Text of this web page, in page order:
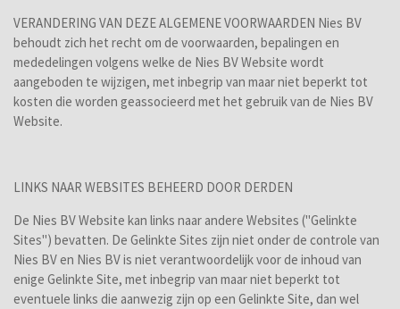
VERANDERING VAN DEZE ALGEMENE VOORWAARDEN Nies BV
behoudt zich het recht om de voorwaarden, bepalingen en
mededelingen volgens welke de Nies BV Website wordt
aangeboden te wijzigen, met inbegrip van maar niet beperkt tot
kosten die worden geassocieerd met het gebruik van de Nies BV
Website.
LINKS NAAR WEBSITES BEHEERD DOOR DERDEN
De Nies BV Website kan links naar andere Websites ("Gelinkte
Sites") bevatten. De Gelinkte Sites zijn niet onder de controle van
Nies BV en Nies BV is niet verantwoordelijk voor de inhoud van
enige Gelinkte Site, met inbegrip van maar niet beperkt tot
eventuele links die aanwezig zijn op een Gelinkte Site, dan wel